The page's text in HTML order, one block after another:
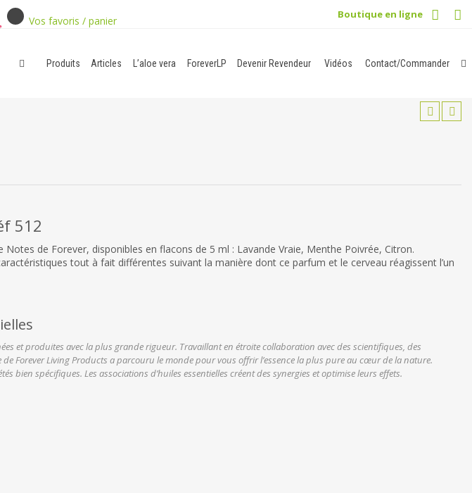
Vos favoris / panier Boutique en ligne
Produits Articles L’aloe vera ForeverLP Devenir Revendeur Vidéos Contact/Commander
512
Notes de Forever, disponibles en flacons de 5 ml : Lavande Vraie, Menthe Poivrée, Citron.
tout à fait différentes suivant la manière dont ce parfum et le cerveau réagissent l’un
et produites avec la plus grande rigueur. Travaillant en étroite collaboration avec des scientifiques, des
Forever Living Products a parcouru le monde pour vous offrir l’essence la plus pure au cœur de la nature.
bien spécifiques. Les associations d’huiles essentielles créent des synergies et optimise leurs effets.